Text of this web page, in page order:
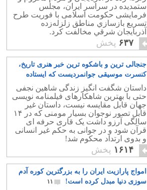
ستمدیده در سراسر ایران، مجلس
فرمایشی حکومت اسلامی با فوريت طرح
تسريع بازسازي مناطق زلزله‌زده
آذربايجان شرقي مخالفت کرد.
۶۳۷ پخش
جنجالی ترین و باشکوه ترین خبر هنری تاریخ،
کنسرت موسیقی جوانمردیست که ایستاده
مردن را برگزید!
داستان شگفت انگیز زندگی شاهین نجفی
حتی با بهترین شاهکارهای فیلمنامه نویسی
جهان قابل مقایسه نیست، داستان غیر
قابل تصور نوجوان بسیار مومنی که در ۱۴
سالگی آرزو داشت یک قاری حرفه ای
قرآن شود و در جوانی به حکم غیر انسانی
و بدوی ارتداد محکوم شد!
۱۶۱۴ پخش
امواج پارازیت ایران را به بزرگترین کوره آدم
سوزی دنیا مبدل کرده است!
۱۱